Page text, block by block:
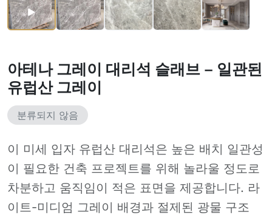
아테나 그레이 대리석 슬래브 – 일관된
유럽산 그레이
분류되지 않음
이 미세 입자 유럽산 대리석은 높은 배치 일관성
이 필요한 건축 프로젝트를 위해 놀라울 정도로
차분하고 움직임이 적은 표면을 제공합니다. 라
이트-미디엄 그레이 배경과 절제된 광물 구조